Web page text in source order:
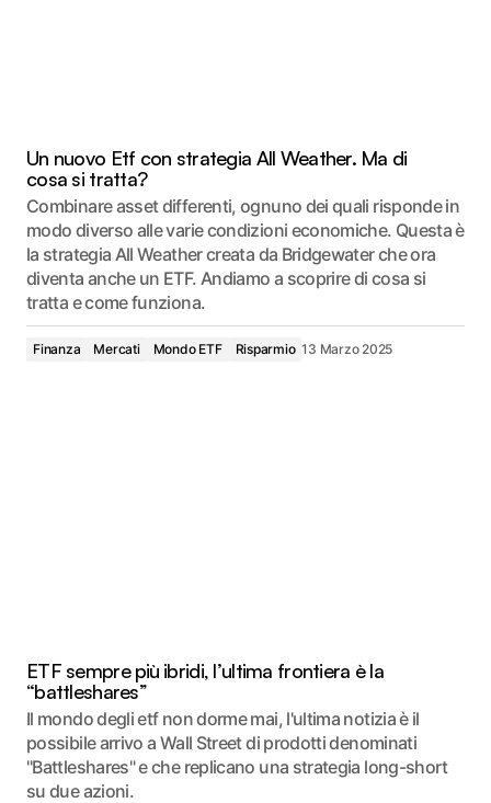
Un nuovo Etf con strategia All Weather. Ma di
cosa si tratta?
Combinare asset differenti, ognuno dei quali risponde in
modo diverso alle varie condizioni economiche. Questa è
la strategia All Weather creata da Bridgewater che ora
diventa anche un ETF. Andiamo a scoprire di cosa si
tratta e come funziona.
Finanza Mercati Mondo ETF Risparmio 13 Marzo 2025
ETF sempre più ibridi, l’ultima frontiera è la
“battleshares”
Il mondo degli etf non dorme mai, l'ultima notizia è il
possibile arrivo a Wall Street di prodotti denominati
"Battleshares" e che replicano una strategia long-short
su due azioni.